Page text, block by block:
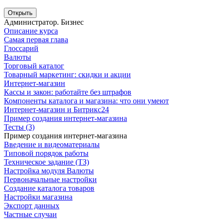
Открыть
Администратор. Бизнес
Описание курса
Самая первая глава
Глоссарий
Валюты
Торговый каталог
Товарный маркетинг: скидки и акции
Интернет-магазин
Кассы и закон: работайте без штрафов
Компоненты каталога и магазина: что они умеют
Интернет-магазин и Битрикс24
Пример создания интернет-магазина
Тесты (3)
Пример создания интернет-магазина
Введение и видеоматериалы
Типовой порядок работы
Техническое задание (ТЗ)
Настройка модуля Валюты
Первоначальные настройки
Создание каталога товаров
Настройки магазина
Экспорт данных
Частные случаи